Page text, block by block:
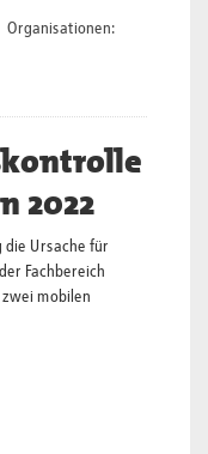
Organisationen:
2022
die Ursache für
Fachbereich
mobilen